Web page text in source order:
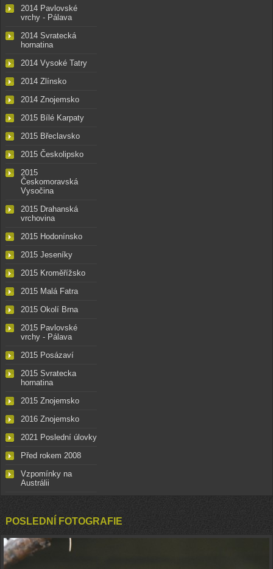
2014 Pavlovské
vrchy - Pálava
2014 Svratecká
hornatina
2014 Vysoké Tatry
2014 Zlínsko
2014 Znojemsko
2015 Bílé Karpaty
2015 Břeclavsko
2015 Českolipsko
2015
Českomoravská
Vysočina
2015 Drahanská
vrchovina
2015 Hodonínsko
2015 Jeseníky
2015 Kroměřížsko
2015 Malá Fatra
2015 Okolí Brna
2015 Pavlovské
vrchy - Pálava
2015 Posázaví
2015 Svratecka
hornatina
2015 Znojemsko
2016 Znojemsko
2021 Poslední úlovky
Před rokem 2008
Vzpomínky na
Austrálii
POSLEDNÍ FOTOGRAFIE